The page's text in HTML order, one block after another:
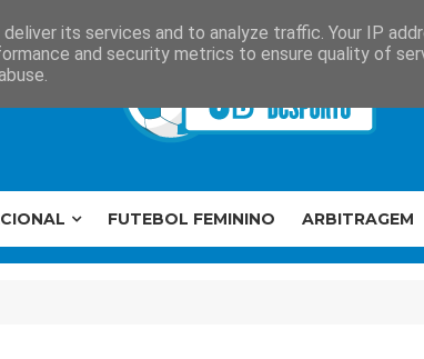
FUTEBOL FEMININO ARBITRAGEM
its services and to analyze traffic. Your IP
and security metrics to ensure quality of